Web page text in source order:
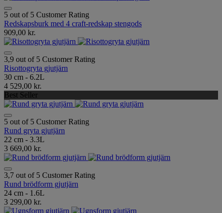
5 out of 5 Customer Rating
Redskapsburk med 4 craft-redskap stengods
909,00 kr.
3,9 out of 5 Customer Rating
Risottogryta gjutjärn
30 cm - 6.2L
4 529,00 kr.
Best Seller
5 out of 5 Customer Rating
Rund gryta gjutjärn
22 cm - 3.3L
3 669,00 kr.
3,7 out of 5 Customer Rating
Rund brödform gjutjärn
24 cm - 1.6L
3 299,00 kr.